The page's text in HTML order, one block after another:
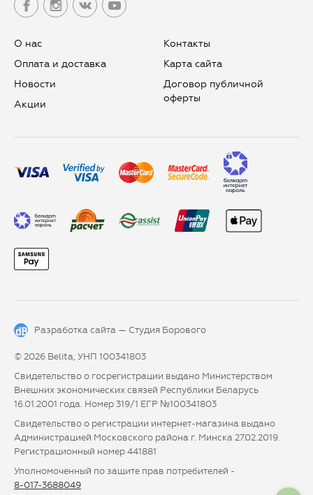
О нас
Оплата и доставка
Новости
Aкции
Контакты
Карта сайта
Договор публичной
оферты
Разработка сайта — Студия Борового
© 2026 Belita, УНП 100341803
Свидетельство о госрегистрации выдано Министерством
Внешних экономических связей Республики Беларусь
16.01.2001 года. Номер 319/1 ЕГР №100341803
Свидетельство о регистрации интернет-магазина выдано
Администрацией Московского района г. Минска 27.02.2019.
Регистрационный номер 441881
Уполномоченный по защите прав потребителей -
8-017-3688049